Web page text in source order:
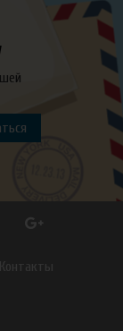
Контакты